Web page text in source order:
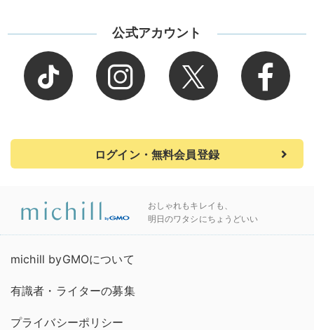
公式アカウント
ログイン・無料会員登録
おしゃれもキレイも、
明日のワタシにちょうどいい
michill byGMOについて
有識者・ライターの募集
プライバシーポリシー